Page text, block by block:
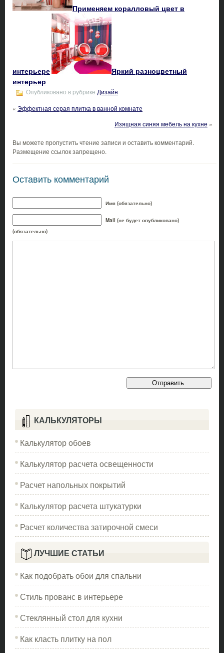
Применяем коралловый цвет в
интерьере
Яркий разноцветный
интерьер
Опубликовано в рубрике Дизайн
« Эффектная серая плитка в ванной комнате
Изящная синяя мебель на кухне »
Вы можете пропустить чтение записи и оставить комментарий.
Размещение ссылок запрещено.
Оставить комментарий
Имя (обязательно)
Mail (не будет опубликовано)
(обязательно)
КАЛЬКУЛЯТОРЫ
Калькулятор обоев
Калькулятор расчета освещенности
Расчет напольных покрытий
Калькулятор расчета штукатурки
Расчет количества затирочной смеси
ЛУЧШИЕ СТАТЬИ
Как подобрать обои для спальни
Стиль прованс в интерьере
Стеклянный стол для кухни
Как класть плитку на пол